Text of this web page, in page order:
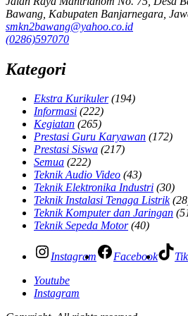
Bawang, Kabupaten Banjarnegara,
smkn2bawang@yahoo.co.id
(0286)597070
Kategori
Ekstra Kurikuler(194)
Informasi (222)
Kegiatan (265)
Prestasi Guru Karyawan (172)
Prestasi Siswa (217)
Semua (222)
Teknik Audio Video (43)
Teknik Elektronika Industri (30)
Teknik Instalasi Tenaga Listrik
Teknik Komputer dan Jaringan
Teknik Sepeda Motor(40)
Instagram Facebook
Youtube
Instagram